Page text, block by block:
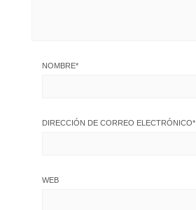
NOMBRE*
DIRECCIÓN DE CORREO ELECTRÓNICO*
WEB